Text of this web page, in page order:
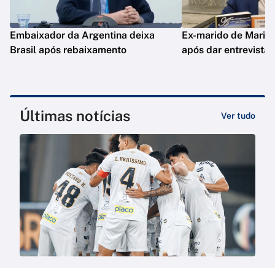
Embaixador da Argentina deixa
Brasil após rebaixamento
Ex-marido de Maria
após dar entrevista
Últimas notícias Ver tudo